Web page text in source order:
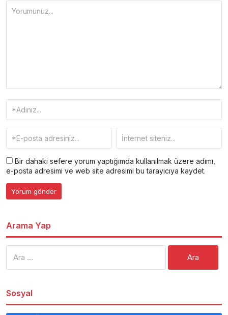
Bir dahaki sefere yorum yaptığımda kullanılmak üzere adımı,
e-posta adresimi ve web site adresimi bu tarayıcıya kaydet.
Arama Yap
Sosyal